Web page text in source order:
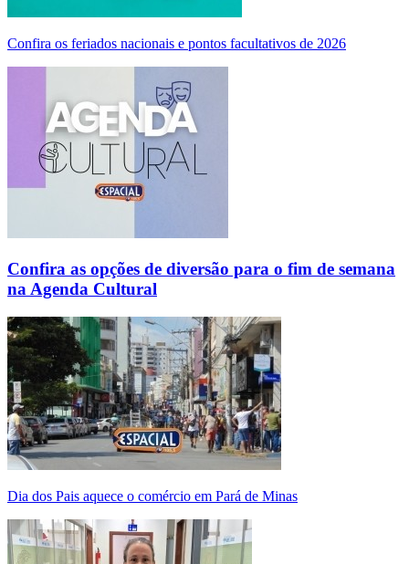
Confira os feriados nacionais e pontos facultativos de 2026
Confira as opções de diversão para o fim de semana
na Agenda Cultural
Dia dos Pais aquece o comércio em Pará de Minas